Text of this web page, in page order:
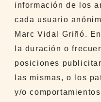
información de los
cada usuario
Marc Vidal Griñó.
la duración o
posiciones
las mismas, o los
y/o